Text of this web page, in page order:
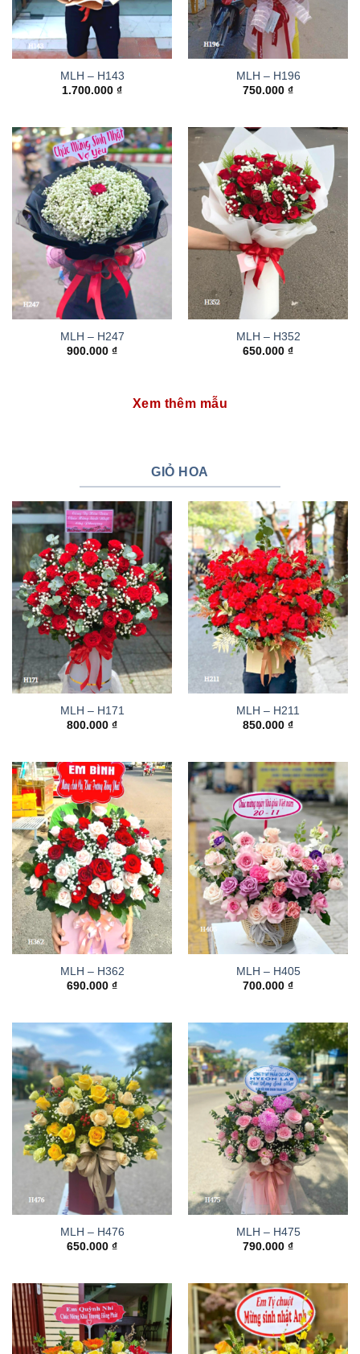
MLH – H143
1.700.000 ₫
MLH – H196
750.000 ₫
MLH – H247
900.000 ₫
MLH – H352
650.000 ₫
Xem thêm mẫu
GIỎ HOA
MLH – H171
800.000 ₫
MLH – H211
850.000 ₫
MLH – H362
690.000 ₫
MLH – H405
700.000 ₫
MLH – H476
650.000 ₫
MLH – H475
790.000 ₫